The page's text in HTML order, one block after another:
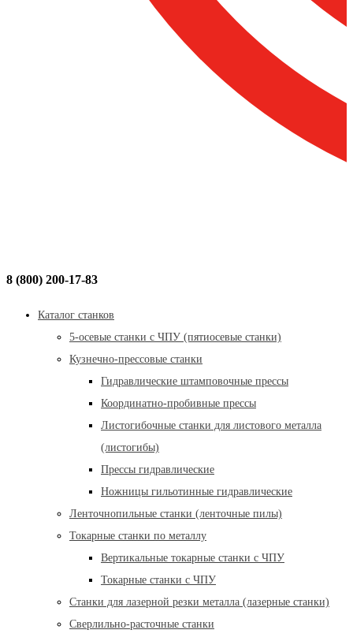
8 (800) 200-17-83
Каталог станков
5-осевые станки с ЧПУ (пятиосевые станки)
Кузнечно-прессовые станки
Гидравлические штамповочные прессы
Координатно-пробивные прессы
Листогибочные станки для листового металла
(листогибы)
Прессы гидравлические
Ножницы гильотинные гидравлические
Ленточнопильные станки (ленточные пилы)
Токарные станки по металлу
Вертикальные токарные станки с ЧПУ
Токарные станки с ЧПУ
Станки для лазерной резки металла (лазерные станки)
Сверлильно-расточные станки